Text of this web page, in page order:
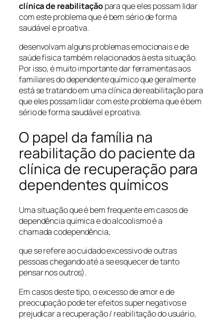
clínica de reabilitaçãopara que eles possam lidar
com este problema que é bem sério de forma
saudável e proativa.
desenvolvam alguns problemas emocionais e de
saúde física também relacionados à esta situação.
Por isso, é muito importante dar ferramentas aos
familiares do dependente químico que geralmente
está se tratando em uma clínica de reabilitação para
que eles possam lidar com este problema que é bem
sério de forma saudável e proativa.
O papel da família na
reabilitação do paciente da
clínica de recuperação para
dependentes químicos
Uma situação que é bem frequente em casos de
dependência química e do alcoolismo é a
chamada codependência,
que se refere ao cuidado excessivo de outras
pessoas chegando até a se esquecer de tanto
pensar nos outros).
Em casos deste tipo, o excesso de amor e de
preocupação pode ter efeitos super negativos e
prejudicar a recuperação / reabilitação do usuário,